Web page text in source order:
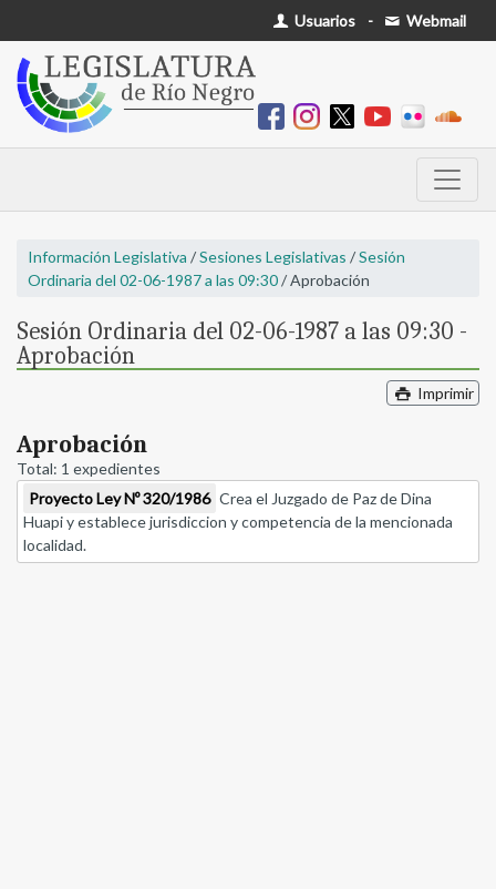
Usuarios - Webmail
Información Legislativa /Sesiones Legislativas /Sesión
Ordinaria del 02-06-1987 a las 09:30/ Aprobación
Sesión Ordinaria del 02-06-1987 a las 09:30 -
Aprobación
Imprimir
Aprobación
Total: 1 expedientes
Proyecto Ley Nº 320/1986 Crea el Juzgado de Paz de Dina
Huapi y establece jurisdiccion y competencia de la mencionada
localidad.